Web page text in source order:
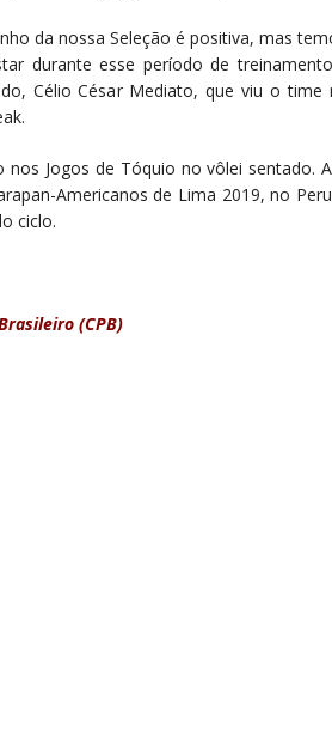
da nossa Seleção é positiva, mas
durante esse período de
Célio César Mediato, que viu o
Jogos de Tóquio no vôlei sentado.
Americanos de Lima 2019, no
ciclo.
(CPB)